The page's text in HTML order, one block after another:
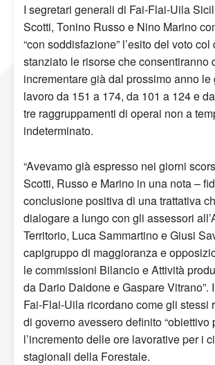
I segretari generali di Fai-Flai-Uila
Scotti, Tonino Russo e Nino Marino
“con soddisfazione” l’esito del voto col
stanziato le risorse che consentiranno
incrementare già dal prossimo anno le
lavoro da 151 a 174, da 101 a 124 e
tre raggruppamenti di operai non a
indeterminato.
“Avevamo già espresso nei giorni
Scotti, Russo e Marino in una nota –
conclusione positiva di una trattativa
dialogare a lungo con gli assessori
Territorio, Luca Sammartino e Giusi
capigruppo di maggioranza e
le commissioni Bilancio e Attività
da Dario Daidone e Gaspare Vitrano”.
Fai-Flai-Uila ricordano come gli stessi
di governo avessero definito “obiettivo
l’incremento delle ore lavorative per i
stagionali della Forestale.